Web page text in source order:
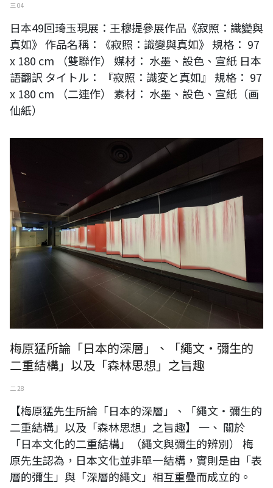
三 04
日本49回琦玉現展：王穆提參展作品《寂照：識變與
真如》 作品名稱：《寂照：識變與真如》 規格： 97
x 180 cm （雙聯作） 媒材： 水墨、設色、宣紙 日本
語翻訳 タイトル： 『寂照：識変と真如』 規格： 97
x 180 cm （二連作） 素材： 水墨、設色、宣紙（画
仙紙）
梅原猛所論「日本的深層」、「繩文・彌生的
二重結構」以及「森林思想」之旨趣
二 28
【梅原猛先生所論「日本的深層」、「繩文・彌生的
二重結構」以及「森林思想」之旨趣】 一、 關於
「日本文化的二重結構」（繩文與彌生的辨別） 梅
原先生認為，日本文化並非單一結構，實則是由「表
層的彌生」與「深層的繩文」相互重疊而成立的。